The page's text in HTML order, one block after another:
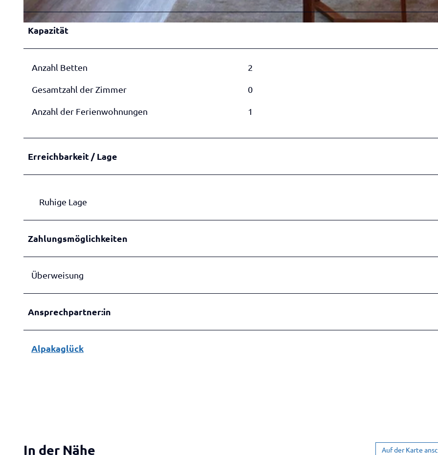
1
n
5
4
1
Kapazität
Anzahl Betten 2
Gesamtzahl der Zimmer 0
Anzahl der Ferienwohnungen 1
Erreichbarkeit / Lage
Ruhige Lage
Zahlungsmöglichkeiten
Überweisung
Ansprechpartner:in
Alpakaglück
In der Nähe Auf der Karte